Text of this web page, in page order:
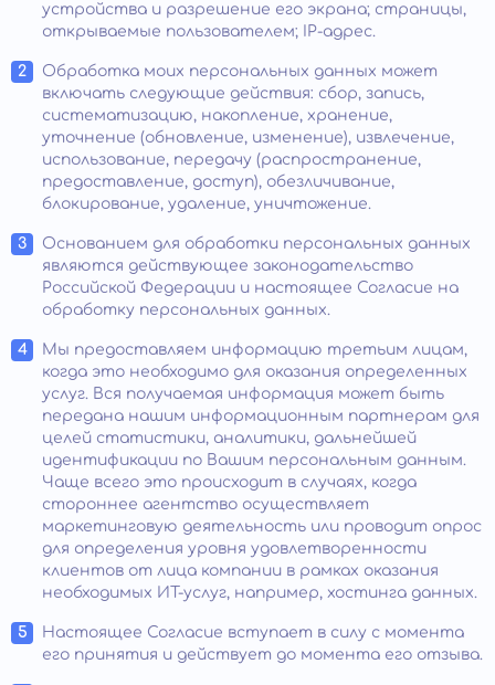
устройства и разрешение его экрана; страницы,
открываемые пользователем; IP-адрес.
Обработка моих персональных данных может
включать следующие действия: сбор, запись,
систематизацию, накопление, хранение,
уточнение (обновление, изменение), извлечение,
использование, передачу (распространение,
предоставление, доступ), обезличивание,
блокирование, удаление, уничтожение.
Основанием для обработки персональных данных
являются действующее законодательство
Российской Федерации и настоящее Согласие на
обработку персональных данных.
Мы предоставляем информацию третьим лицам,
когда это необходимо для оказания определенных
услуг. Вся получаемая информация может быть
передана нашим информационным партнерам для
целей статистики, аналитики, дальнейшей
идентификации по Вашим персональным данным.
Чаще всего это происходит в случаях, когда
стороннее агентство осуществляет
маркетинговую деятельность или проводит опрос
для определения уровня удовлетворенности
клиентов от лица компании в рамках оказания
необходимых ИТ-услуг, например, хостинга данных.
Настоящее Согласие вступает в силу с момента
его принятия и действует до момента его отзыва.